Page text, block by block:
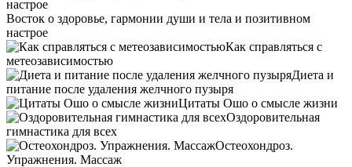
Восток о здоровье, гармонии души и тела и позитивном
настрое
Как справляться с
метеозависимостью
Диета и
питание после удаления желчного пузыря
Цитаты Ошо о смысле жизни
Оздоровительная
гимнастика для всех
Остеохондроз.
Упражнения. Массаж